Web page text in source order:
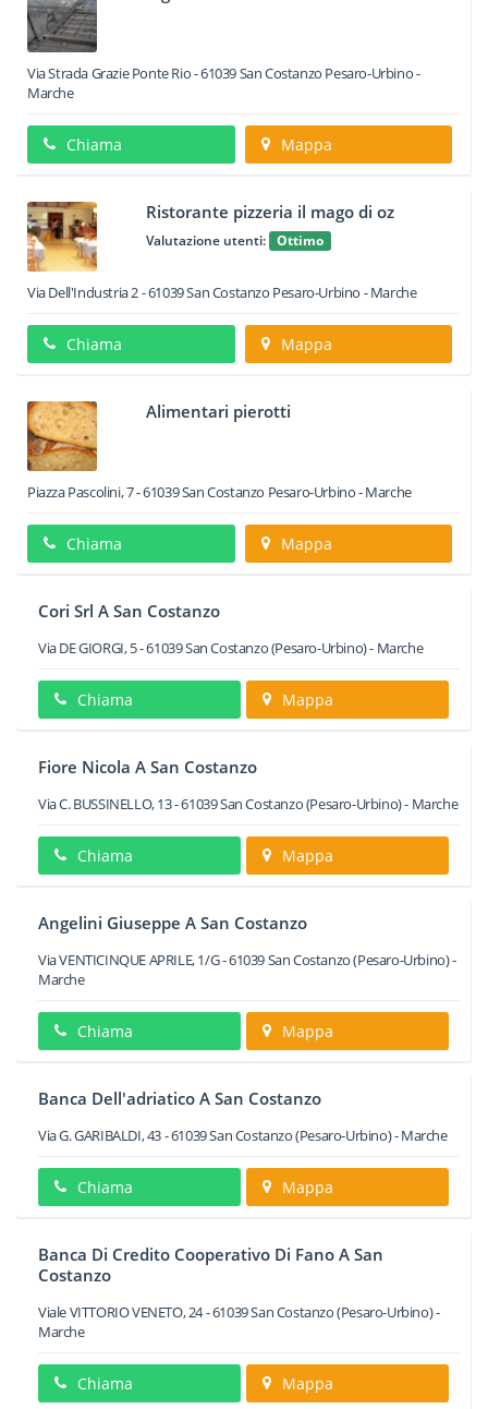
Via Strada Grazie Ponte Rio-61039San Costanzo Pesaro-Urbino -
Marche
Chiama Mappa
Ristorante pizzeria il mago di oz
Valutazione utenti: Ottimo
Via Dell'Industria 2-61039San Costanzo Pesaro-Urbino -Marche
Chiama Mappa
Alimentari pierotti
Piazza Pascolini, 7-61039San Costanzo Pesaro-Urbino -Marche
Chiama Mappa
Cori Srl A San Costanzo
Via DE GIORGI, 5-61039San Costanzo(Pesaro-Urbino) - Marche
Chiama Mappa
Fiore Nicola A San Costanzo
Via C. BUSSINELLO, 13-61039San Costanzo(Pesaro-Urbino) - Marche
Chiama Mappa
Angelini Giuseppe A San Costanzo
Via VENTICINQUE APRILE, 1/G-61039San Costanzo(Pesaro-Urbino) -
Marche
Chiama Mappa
Banca Dell'adriatico A San Costanzo
Via G. GARIBALDI, 43-61039San Costanzo(Pesaro-Urbino) -Marche
Chiama Mappa
Banca Di Credito Cooperativo Di Fano A San
Costanzo
Viale VITTORIO VENETO, 24-61039San Costanzo(Pesaro-Urbino) -
Marche
Chiama Mappa